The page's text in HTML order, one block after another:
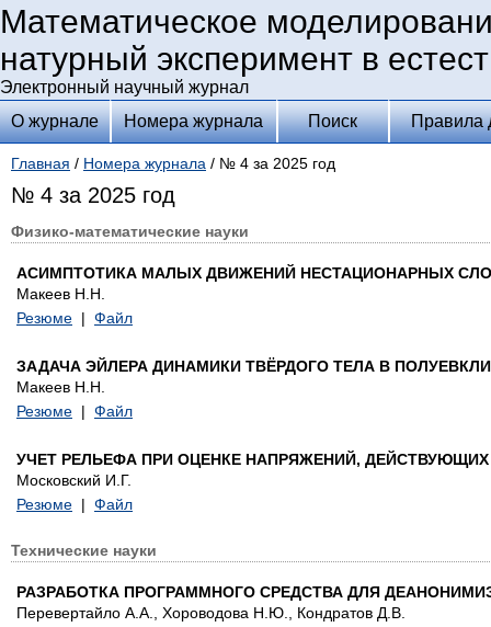
Математическое
натурный эксперимент в
Электронный научный журнал
О журнале
Номера журнала Поиск Правила
Главная / Номера журнала / № 4 за 2025 год
№ 4 за 2025 год
Физико-математические науки
АСИМПТОТИКА МАЛЫХ ДВИЖЕНИЙ НЕСТАЦИОНАРНЫХ
Макеев Н.Н.
Резюме | Файл
ЗАДАЧА ЭЙЛЕРА ДИНАМИКИ ТВЁРДОГО ТЕЛА В
Макеев Н.Н.
Резюме | Файл
УЧЕТ РЕЛЬЕФА ПРИ ОЦЕНКЕ НАПРЯЖЕНИЙ,
Московский И.Г.
Резюме | Файл
Технические науки
РАЗРАБОТКА ПРОГРАММНОГО СРЕДСТВА ДЛЯ
Перевертайло А.А., Хороводова Н.Ю., Кондратов Д.В.